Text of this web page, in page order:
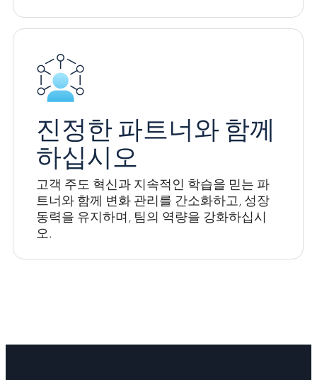
진정한 파트너와 함께
하십시오
고객 주도 혁신과 지속적인 학습을 믿는 파
트너와 함께 변화 관리를 간소화하고, 성장
동력을 유지하며, 팀의 역량을 강화하십시
오.